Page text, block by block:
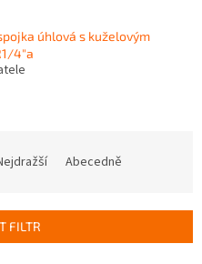
úhlová s kuželovým
4"a
Abecedně
FILTR